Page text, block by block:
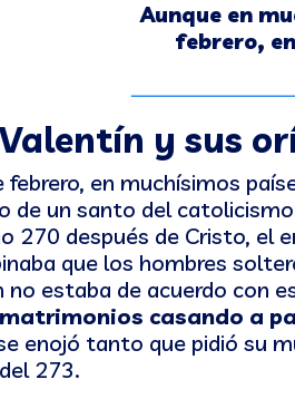
Aunque en
febrero,
y sus
febrero, en muchísimos
de un santo del
270 después de Cristo, el
que los hombres
no estaba de acuerdo con
casando a
enojó tanto que pidió su
273.